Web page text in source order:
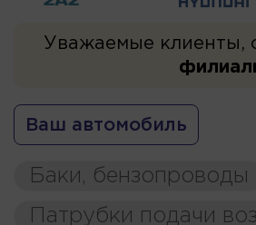
Уважаемые клиенты,
Ваш автомобиль
Баки, бензопроводы
Патрубки подачи